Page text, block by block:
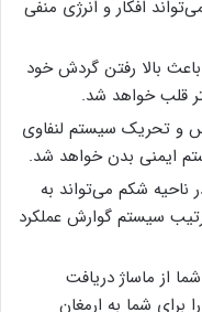
افکار و انرژی منفی
بالا رفتن گردش خود
قلب خواهد شد.
و تحریک سیستم لنفاوی
ایمنی بدن خواهد شد.
ناحیه شکم می‌تواند به
سیستم گوارش عملکرد
از ماساژ دریافت
برای شما به ارمغان